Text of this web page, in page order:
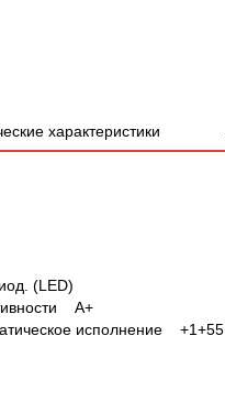
характеристики
(LED)
A+
исполнение +1+55